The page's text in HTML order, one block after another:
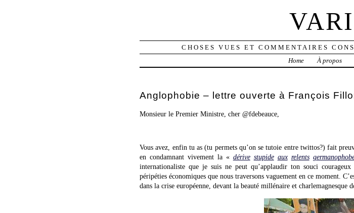
CHOSES VUES ET COMMENTAIRES
Home
À propos
Anglophobie – lettre ouverte à François
Monsieur le Premier Ministre, cher @fdebeauce,
Vous avez, enfin tu as (tu permets qu’on se tutoie entre twittos?) fait
en condamnant vivement la « dérive stupide aux relents
internationaliste que je suis ne peut qu’applaudir ton souci
péripéties économiques que nous traversons vaguement en ce moment.
dans la crise européenne, devant la beauté millénaire et charlemagnesque